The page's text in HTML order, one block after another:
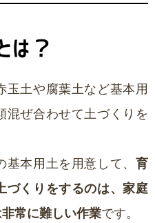
玉土や腐葉土など基本用
混ぜ合わせて土づくりを
本用土を用意して、 育
づくりをするのは、家庭
常に難しい作業です。